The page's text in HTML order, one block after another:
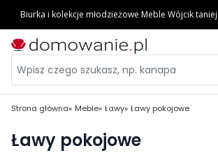
Strona główna Meble Ławy Ławy pokojowe
Ławy pokojowe